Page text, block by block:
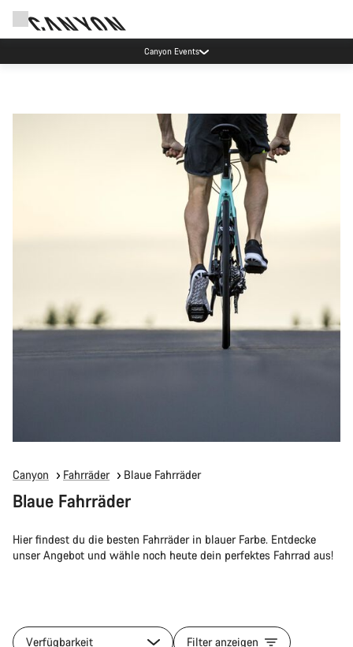
Canyon Events
Canyon Fahrräder Blaue Fahrräder
Blaue Fahrräder
Hier findest du die besten Fahrräder in blauer Farbe. Entdecke
unser Angebot und wähle noch heute dein perfektes Fahrrad aus!
Verfügbarkeit Filter anzeigen